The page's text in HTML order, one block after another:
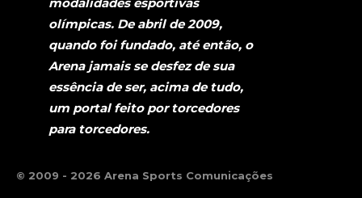
olímpicas. De abril de 2009,
quando foi fundado, até então, o
Arena jamais se desfez de sua
essência de ser, acima de tudo,
um portal feito por torcedores
para torcedores.
© 2009 - 2026 Arena Sports Comunicações